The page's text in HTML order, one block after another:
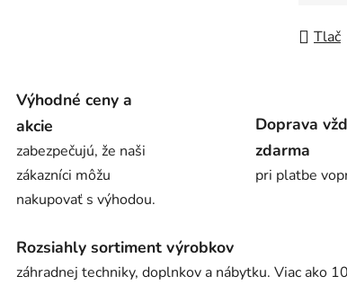
Tlač
Výhodné ceny a
akcie
zabezpečujú, že naši
zákazníci môžu
nakupovať s výhodou.
Doprava
zdarma
pri platbe
Rozsiahly sortiment výrobkov
záhradnej techniky, doplnkov a nábytku. Viac ako